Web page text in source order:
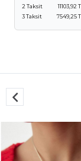
2 Taksit
11103,92
3 Taksit
7549,25